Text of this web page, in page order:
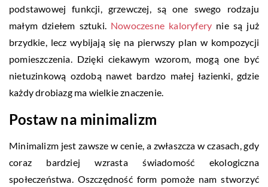
podstawowej funkcji, grzewczej, są one swego rodzaju
małym dziełem sztuki. Nowoczesne kaloryfery nie są już
brzydkie, lecz wybijają się na pierwszy plan w kompozycji
pomieszczenia. Dzięki ciekawym wzorom, mogą one być
nietuzinkową ozdobą nawet bardzo małej łazienki, gdzie
każdy drobiazg ma wielkie znaczenie.
Postaw na minimalizm
Minimalizm jest zawsze w cenie, a zwłaszcza w czasach, gdy
coraz bardziej wzrasta świadomość ekologiczna
społeczeństwa. Oszczędność form pomoże nam stworzyć